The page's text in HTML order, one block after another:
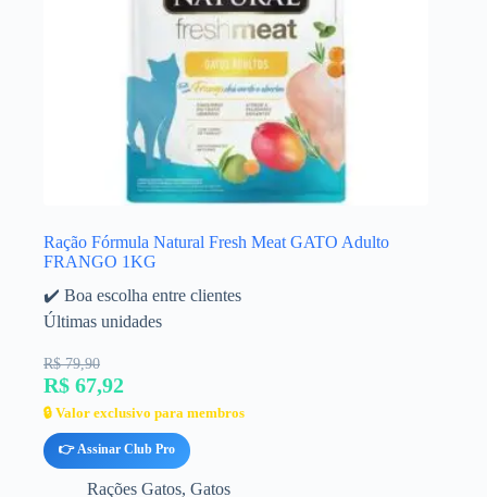
Ração Fórmula Natural Fresh Meat GATO Adulto
FRANGO 1KG
✔️ Boa escolha entre clientes
Últimas unidades
R$ 79,90
R$ 67,92
🔒 Valor exclusivo para membros
👉 Assinar Club Pro
Rações Gatos, Gatos